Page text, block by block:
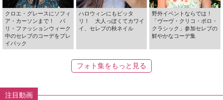
クロエ・グレースにソフィ
ア・カーソンまで！ パ
リ・ファッションウィーク
中のセレブのコーデをプレ
イバック
ハロウィンにもピッタ
リ！ 大人っぽくてカワイ
イ、セレブの秋ネイル
野外イベントならでは！
「ヴーヴ・クリコ・ポロ・
クラシック」参加セレブの
鮮やかなコーデ集
フォト集をもっと見る
注目動画